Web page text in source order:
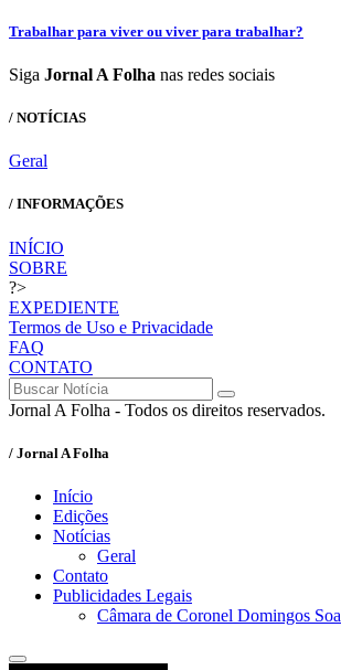
Trabalhar para viver ou viver para trabalhar?
Siga Jornal A Folha nas redes sociais
/ NOTÍCIAS
Geral
/ INFORMAÇÕES
INÍCIO
SOBRE
?>
EXPEDIENTE
Termos de Uso e Privacidade
FAQ
CONTATO
Jornal A Folha - Todos os direitos reservados.
/ Jornal A Folha
Início
Edições
Notícias
Geral
Contato
Publicidades Legais
Câmara de Coronel Domingos Soa